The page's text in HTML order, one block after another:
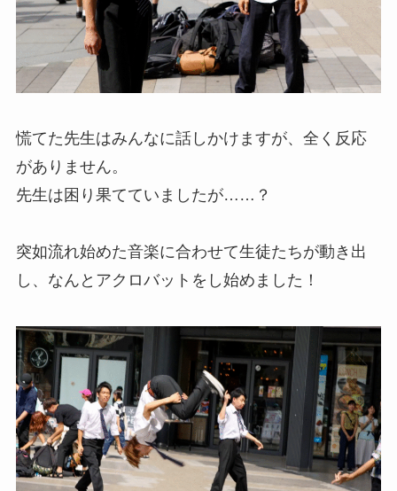
慌てた先生はみんなに話しかけますが、全く反応
がありません。
先生は困り果てていましたが……？
突如流れ始めた音楽に合わせて生徒たちが動き出
し、なんとアクロバットをし始めました！